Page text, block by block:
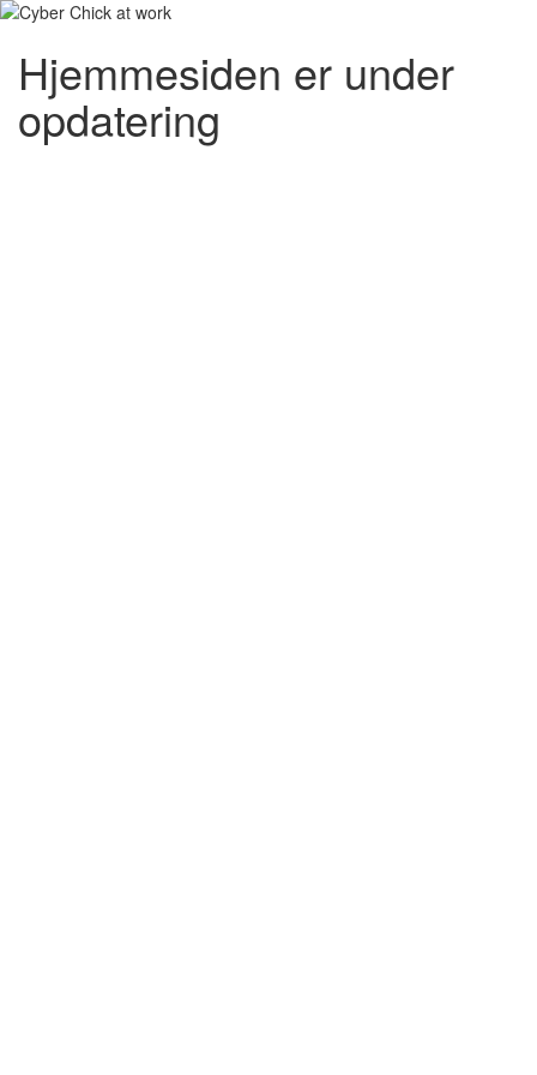
Hjemmesiden er under
opdatering